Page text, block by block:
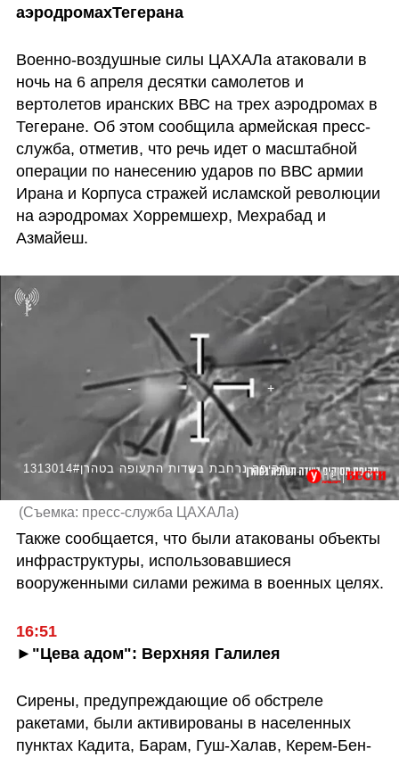
аэродромахТегерана
Военно-воздушные силы ЦАХАЛа атаковали в
ночь на 6 апреля десятки самолетов и
вертолетов иранских ВВС на трех аэродромах в
Тегеране. Об этом сообщила армейская пресс-
служба, отметив, что речь идет о масштабной
операции по нанесению ударов по ВВС армии
Ирана и Корпуса стражей исламской революции
на аэродромах Хорремшехр, Мехрабад и
Азмайеш.
1313014#תיעוד: תקיפה נרחבת בשדות התעופה בטהרן
(Съемка: пресс-служба ЦАХАЛа)
Также сообщается, что были атакованы объекты
инфраструктуры, использовавшиеся
вооруженными силами режима в военных целях.
16:51
►"Цева адом": Верхняя Галилея
Сирены, предупреждающие об обстреле
ракетами, были активированы в населенных
пунктах Кадита, Барам, Гуш-Халав, Керем-Бен-